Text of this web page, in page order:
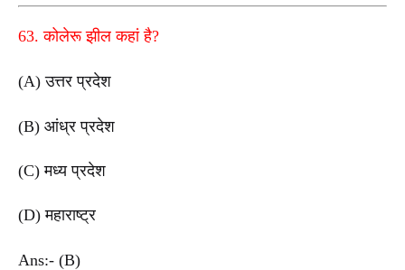
63. कोलेरू झील कहां है?
(A) उत्तर प्रदेश
(B) आंध्र प्रदेश
(C) मध्य प्रदेश
(D) महाराष्ट्र
Ans:- (B)